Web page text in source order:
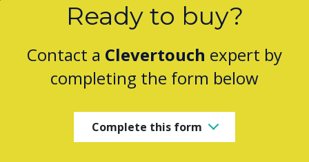
Ready to buy?
Contact a Clevertouch expert by
completing the form below
Complete this form